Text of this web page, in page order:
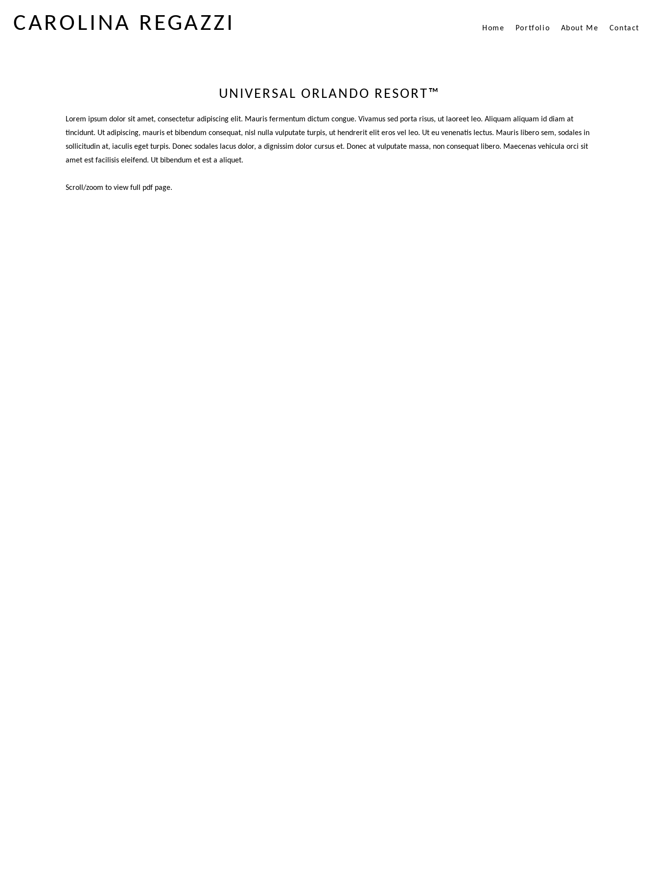
CAROLINA REGAZZI Home Portfolio About Me Contact
UNIVERSAL ORLANDO RESORT™
Lorem ipsum dolor sit amet, consectetur adipiscing elit. Mauris fermentum dictum congue. Vivamus sed porta risus, ut laoreet leo. Aliquam aliquam id diam at
tincidunt. Ut adipiscing, mauris et bibendum consequat, nisl nulla vulputate turpis, ut hendrerit elit eros vel leo. Ut eu venenatis lectus. Mauris libero sem, sodales in
sollicitudin at, iaculis eget turpis. Donec sodales lacus dolor, a dignissim dolor cursus et. Donec at vulputate massa, non consequat libero. Maecenas vehicula orci sit
amet est facilisis eleifend. Ut bibendum et est a aliquet.
Scroll/zoom to view full pdf page.